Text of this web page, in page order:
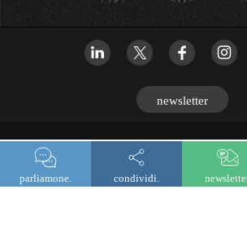
newsletter
© 2026 Lombard Odier
Informazioni legali e
parliamone. condividi.